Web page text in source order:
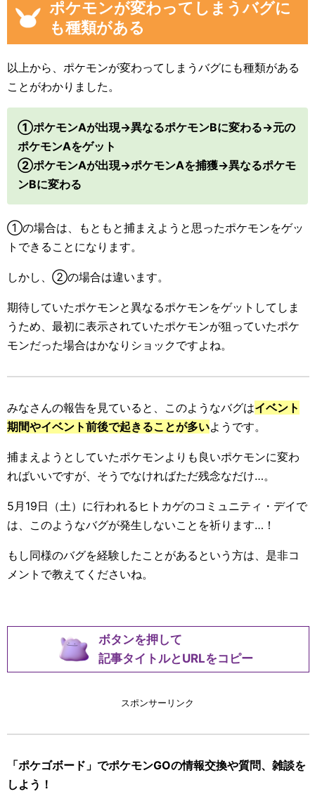
ポケモンが変わってしまうバグに
も種類がある
以上から、ポケモンが変わってしまうバグにも種類がある
ことがわかりました。
①ポケモンAが出現→異なるポケモンBに変わる→元の
ポケモンAをゲット
②ポケモンAが出現→ポケモンAを捕獲→異なるポケモ
ンBに変わる
①の場合は、もともと捕まえようと思ったポケモンをゲッ
トできることになります。
しかし、②の場合は違います。
期待していたポケモンと異なるポケモンをゲットしてしま
うため、最初に表示されていたポケモンが狙っていたポケ
モンだった場合はかなりショックですよね。
みなさんの報告を見ていると、このようなバグはイベント
期間やイベント前後で起きることが多いようです。
捕まえようとしていたポケモンよりも良いポケモンに変わ
ればいいですが、そうでなければただ残念なだけ…。
5月19日（土）に行われるヒトカゲのコミュニティ・デイで
は、このようなバグが発生しないことを祈ります…！
もし同様のバグを経験したことがあるという方は、是非コ
メントで教えてくださいね。
ボタンを押して
記事タイトルとURLをコピー
スポンサーリンク
「ポケゴボード」でポケモンGOの情報交換や質問、雑談を
しよう！